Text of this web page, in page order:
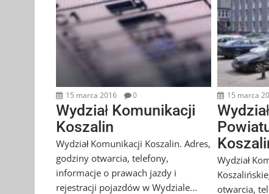
15 marca 2016 0
Wydział Komunikacji
Koszalin
Wydział Komunikacji Koszalin. Adres,
godziny otwarcia, telefony,
informacje o prawach jazdy i
rejestracji pojazdów w Wydziale...
15 marca
Wydział
otwarcia,